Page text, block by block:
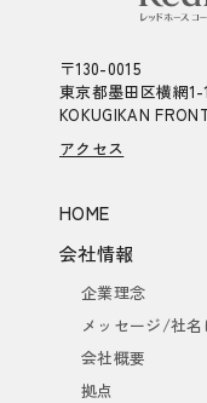
〒130-0015
東京都墨田区横網
KOKUGIKAN
アクセス
HOME
会社情報
企業理念
メッセージ/社名
会社概要
拠点